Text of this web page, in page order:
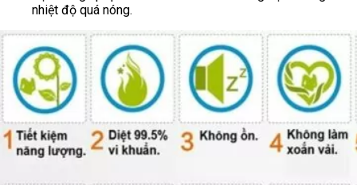
Tại sao bạn nên chọn máy sấy quần áo
Nonan MS004?